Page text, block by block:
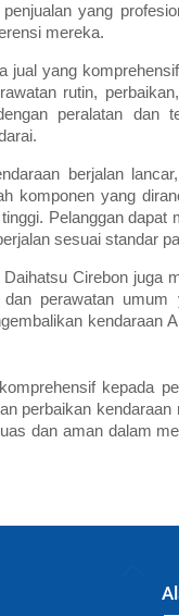
yang
mereka.
jual yang
rutin,
peralatan dan
berjalan
komponen yang
Pelanggan dapat
sesuai standar
Cirebon juga
perawatan umum
kendaraan
kepada
perbaikan
dan aman dalam